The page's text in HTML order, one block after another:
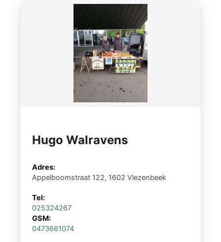
Hugo Walravens
Adres:
Appelboomstraat 122, 1602 Vlezenbeek
Tel:
025324267
GSM:
0473661074